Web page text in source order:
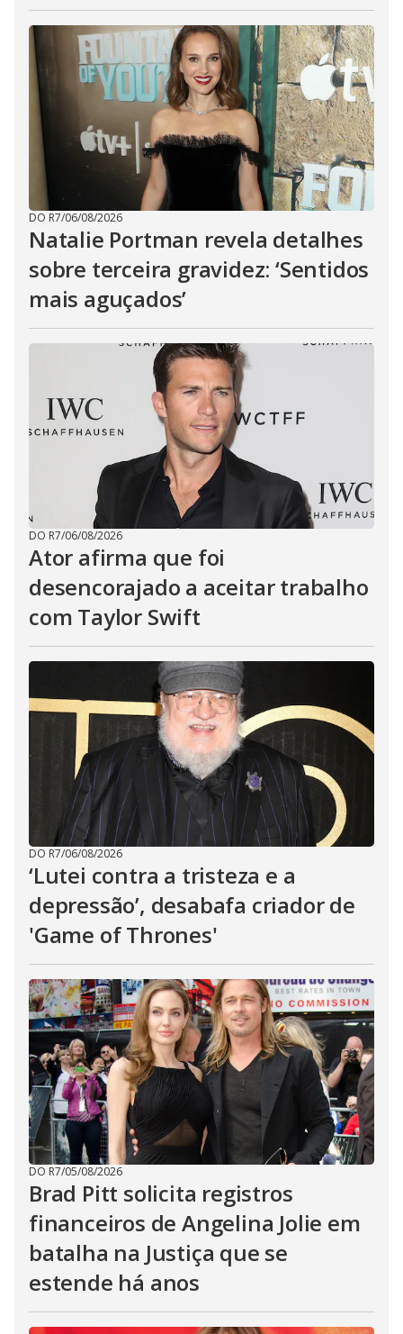
DO R7/06/08/2026
Natalie Portman revela detalhes
sobre terceira gravidez: ‘Sentidos
mais aguçados’
DO R7/06/08/2026
Ator afirma que foi
desencorajado a aceitar trabalho
com Taylor Swift
DO R7/06/08/2026
‘Lutei contra a tristeza e a
depressão’, desabafa criador de
'Game of Thrones'
DO R7/05/08/2026
Brad Pitt solicita registros
financeiros de Angelina Jolie em
batalha na Justiça que se
estende há anos